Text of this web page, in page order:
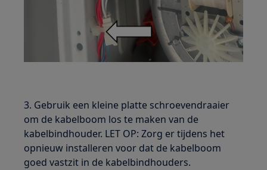
3. Gebruik een kleine platte schroevendraaier
om de kabelboom los te maken van de
kabelbindhouder. LET OP: Zorg er tijdens het
opnieuw installeren voor dat de kabelboom
goed vastzit in de kabelbindhouders.